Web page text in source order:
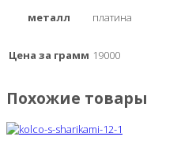
металл платина
Цена за грамм 19000
Похожие товары